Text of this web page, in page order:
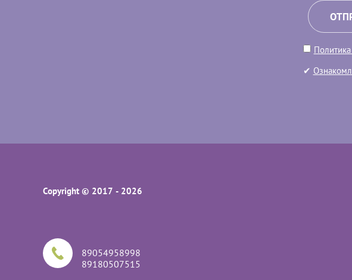
✔
Copyright © 2017 - 2026
89054958998
89180507515